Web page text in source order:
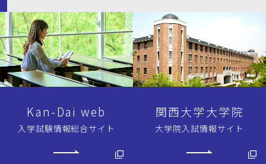
Kan-Dai web
入学試験情報総合サイト
関西大学大学院
大学院入試情報サイト